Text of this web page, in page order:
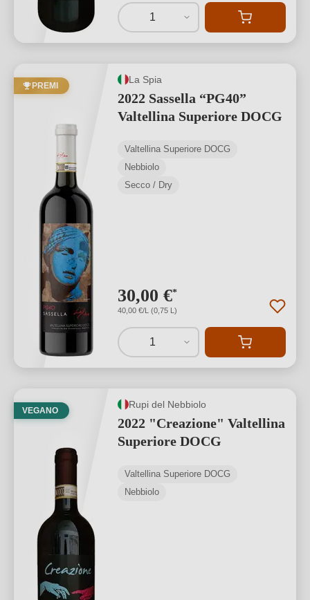
1
PREMI
La Spia
2022 Sassella “PG40”
Valtellina Superiore DOCG
Valtellina Superiore DOCG
Nebbiolo
Secco / Dry
30,00 €*
40,00 €/L (0,75 L)
1
VEGANO
Rupi del Nebbiolo
2022 "Creazione" Valtellina
Superiore DOCG
Valtellina Superiore DOCG
Nebbiolo